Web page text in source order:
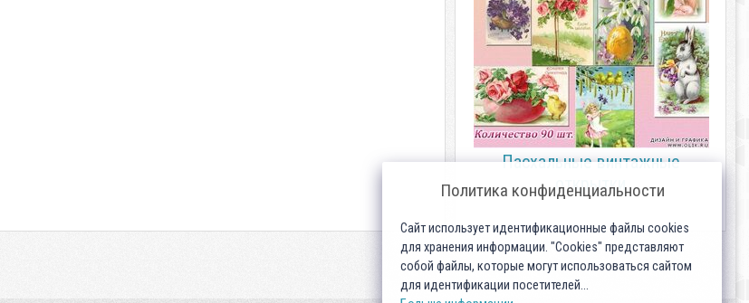
Пасхальные винтажные
открытки
Политика конфиденциальности
Сайт использует идентификационные файлы cookies
для хранения информации. "Cookies" представляют
собой файлы, которые могут использоваться сайтом
для идентификации посетителей...